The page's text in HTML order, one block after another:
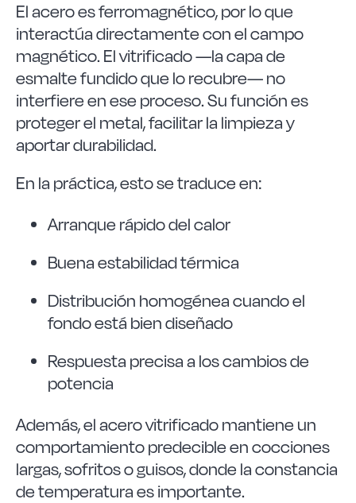
El acero es ferromagnético, por lo que
interactúa directamente con el campo
magnético. El vitrificado —la capa de
esmalte fundido que lo recubre— no
interfiere en ese proceso. Su función es
proteger el metal, facilitar la limpieza y
aportar durabilidad.
En la práctica, esto se traduce en:
Arranque rápido del calor
Buena estabilidad térmica
Distribución homogénea cuando el
fondo está bien diseñado
Respuesta precisa a los cambios de
potencia
Además, el acero vitrificado mantiene un
comportamiento predecible en cocciones
largas, sofritos o guisos, donde la constancia
de temperatura es importante.